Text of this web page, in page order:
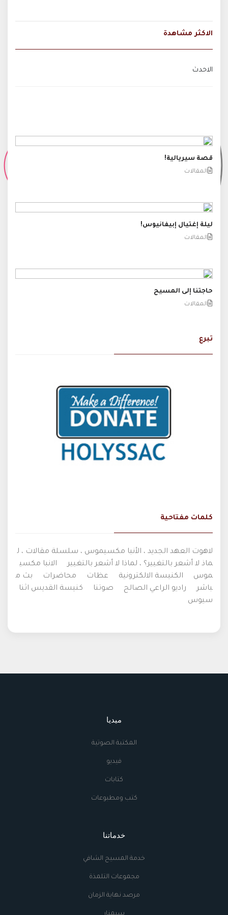
الاكثر مشاهدة
الاحدث
قصة سيريالية!
المقالات
ليلة إغتيال إبيفانيوس!
المقالات
حاجتنا إلى المسيح
المقالات
تبرع
كلمات مفتاحية
لاهوت العهد الجديد ، الأنبا مكسيموس ، سلسلة مقالات ، ل
ماذ لا أشعر بالتغيير؟ ، لماذا لا أشعر بالتغيير
الانبا مكسي
موس
الكنيسة الالكترونية عظات محاضرات
بث م
باشر
راديو الراعي الصالح صوتنا
كنيسة القديس اثنا
سيوس
ميديا
المكتبة الصوتية
فيديو
كتابات
كتب ومطبوعات
خدماتنا
خدمة المسيح الشافي
مجموعات التلمذة
مرصد نهاية الزمان